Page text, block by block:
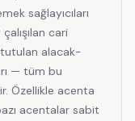
sağlayıcıları
cari
tutulan alacak-
— tüm bu
Özellikle acenta
acentalar sabit